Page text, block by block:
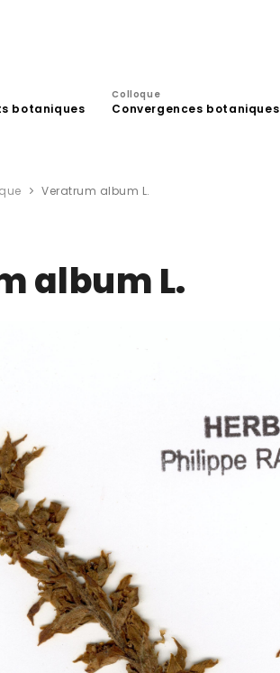
botaniques
Colloque
Convergences botaniques
Veratrum album L.
album L.